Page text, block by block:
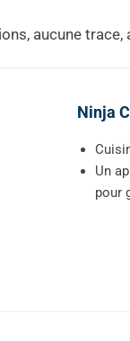
aucune
Ninja
Un
pour